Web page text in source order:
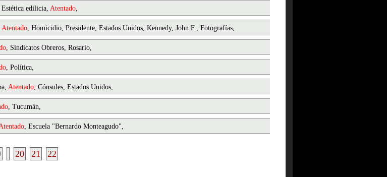
Estética edilicia, Atentado,
Atentado, Homicidio, Presidente, Estados Unidos, Kennedy, John F., Fotografías,
, Sindicatos Obreros, Rosario,
, Política,
Atentado, Cónsules, Estados Unidos,
, Tucumán,
, Escuela "Bernardo Monteagudo",
20 21 22